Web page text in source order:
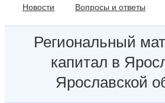
Новости Вопросы и ответы
Региональный
капитал в
Ярославской